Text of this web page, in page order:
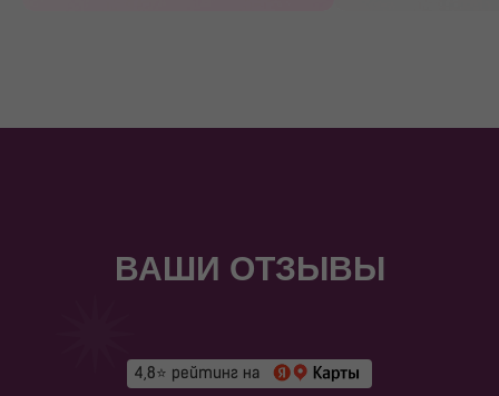
ВАШИ ОТЗЫВЫ
4,8⭐ рейтинг на